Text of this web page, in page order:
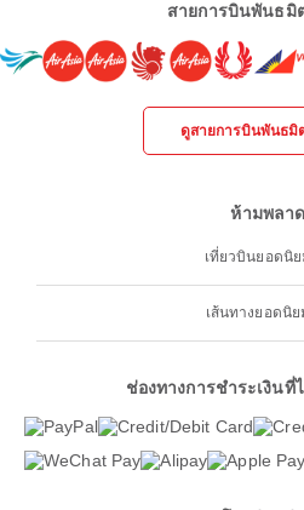
สายการบินพันธมิ
ดูสายการบินพันธมิ
ห้ามพลา
เที่ยวบินยอดนิย
เส้นทางยอดนิย
ช่องทางการชำระเงินที่